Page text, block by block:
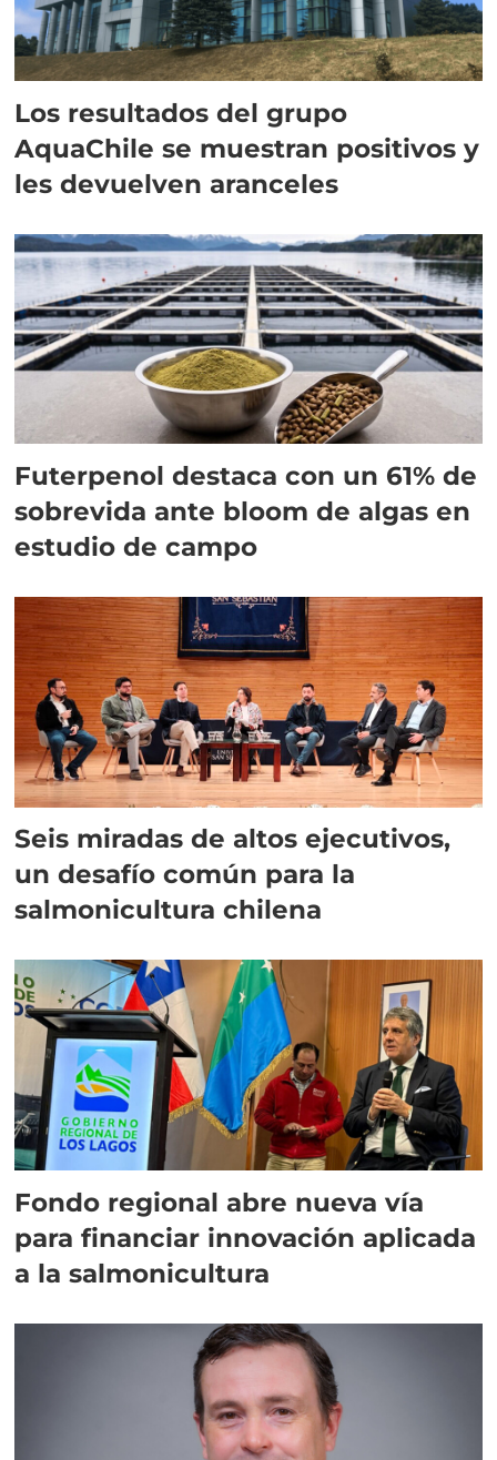
Los resultados del grupo
AquaChile se muestran positivos y
les devuelven aranceles
Futerpenol destaca con un 61% de
sobrevida ante bloom de algas en
estudio de campo
Seis miradas de altos ejecutivos,
un desafío común para la
salmonicultura chilena
Fondo regional abre nueva vía
para financiar innovación aplicada
a la salmonicultura